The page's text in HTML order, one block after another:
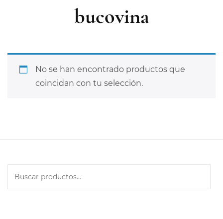
bucovina
No se han encontrado productos que
coincidan con tu selección.